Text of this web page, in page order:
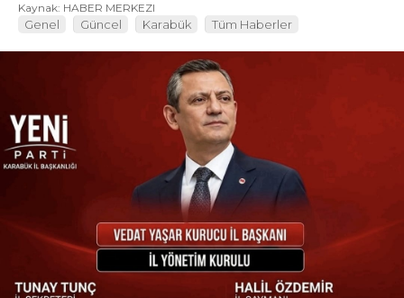
Kaynak: HABER MERKEZI
Genel Güncel Karabük Tüm Haberler